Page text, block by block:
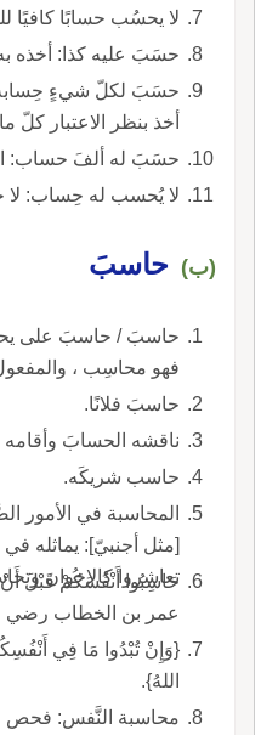
لا يحسُب حسابًا كافيًا
حسَبَ عليه كذا: أخذه
حسَبَ لكلّ شيءٍ حِسابه:
أخذ بنظر الاعتبار كلّ
حسَبَ له ألفَ حساب:
لا يُحسب له حِساب: لا
(ب) حاسبَ
حاسبَ / حاسبَ على
فهو محاسِب ،
حاسبَ فلانًا.
ناقشه الحسابَ وأقامه
حاسب شريكَه.
المحاسبة في الأمور
[مثل أجنبيّ]: يماثله في
تعاشروا كالإخوان
حَاسِبُوا أَنْفُسَكُمْ قَبْلَ
عمر بن الخطاب رضي
{وَإِنْ تُبْدُوا مَا فِي
اللهُ}.
محاسبة النَّفس: فحص